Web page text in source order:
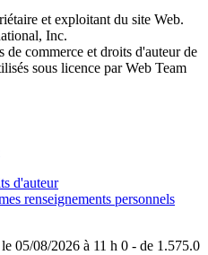
et exploitant du site Web.
Inc.
de commerce et droits d'auteur de
sous licence par Web Team
d'auteur
renseignements personnels
05/08/2026 à 11 h 0 - de 1.575.0